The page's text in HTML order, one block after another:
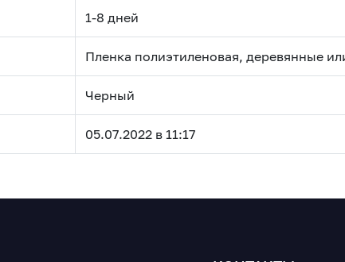
1-8 дней
Пленка полиэтиленовая, деревянные
Черный
05.07.2022 в 11:17